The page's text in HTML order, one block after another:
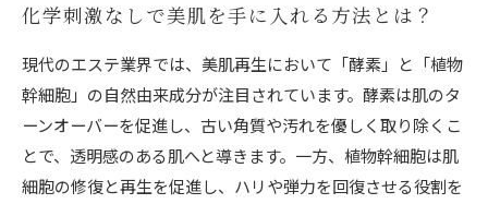
化学刺激なしで美肌を手に入れる方法とは？
現代のエステ業界では、美肌再生において「酵素」と「植物
幹細胞」の自然由来成分が注目されています。酵素は肌のタ
ーンオーバーを促進し、古い角質や汚れを優しく取り除くこ
とで、透明感のある肌へと導きます。一方、植物幹細胞は肌
細胞の修復と再生を促進し、ハリや弾力を回復させる役割を